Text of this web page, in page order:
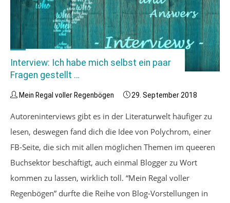
Wir”
–
Autoreninterview
mit
Sven
Krüdenscheidt"
Interview: Ich habe mich selbst ein paar
Fragen gestellt …
Mein Regal voller Regenbögen 29. September 2018
Autoreninterviews gibt es in der Literaturwelt häufiger zu
lesen, deswegen fand dich die Idee von Polychrom, einer
FB-Seite, die sich mit allen möglichen Themen im queeren
Buchsektor beschäftigt, auch einmal Blogger zu Wort
kommen zu lassen, wirklich toll. “Mein Regal voller
Regenbögen” durfte die Reihe von Blog-Vorstellungen in